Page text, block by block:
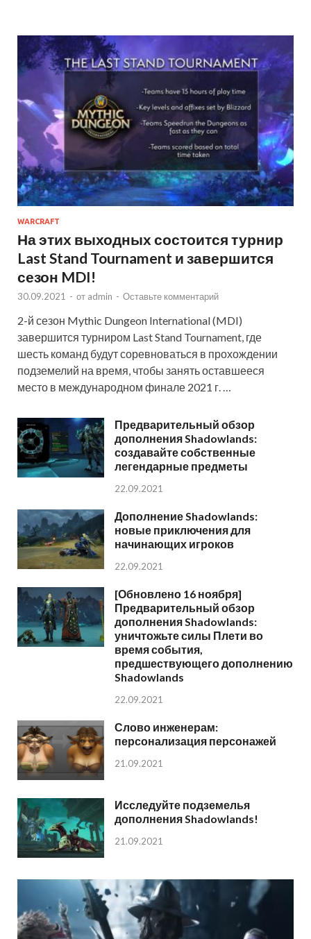
WARCRAFT
На этих выходных состоится турнир
Last Stand Tournament и завершится
сезон MDI!
30.09.2021 - от admin - Оставьте комментарий
2-й сезон Mythic Dungeon International (MDI)
завершится турниром Last Stand Tournament, где
шесть команд будут соревноваться в прохождении
подземелий на время, чтобы занять оставшееся
место в международном финале 2021 г. …
Предварительный обзор
дополнения Shadowlands:
создавайте собственные
легендарные предметы
22.09.2021
Дополнение Shadowlands:
новые приключения для
начинающих игроков
22.09.2021
[Обновлено 16 ноября]
Предварительный обзор
дополнения Shadowlands:
уничтожьте силы Плети во
время события,
предшествующего дополнению
Shadowlands
22.09.2021
Слово инженерам:
персонализация персонажей
21.09.2021
Исследуйте подземелья
дополнения Shadowlands!
21.09.2021